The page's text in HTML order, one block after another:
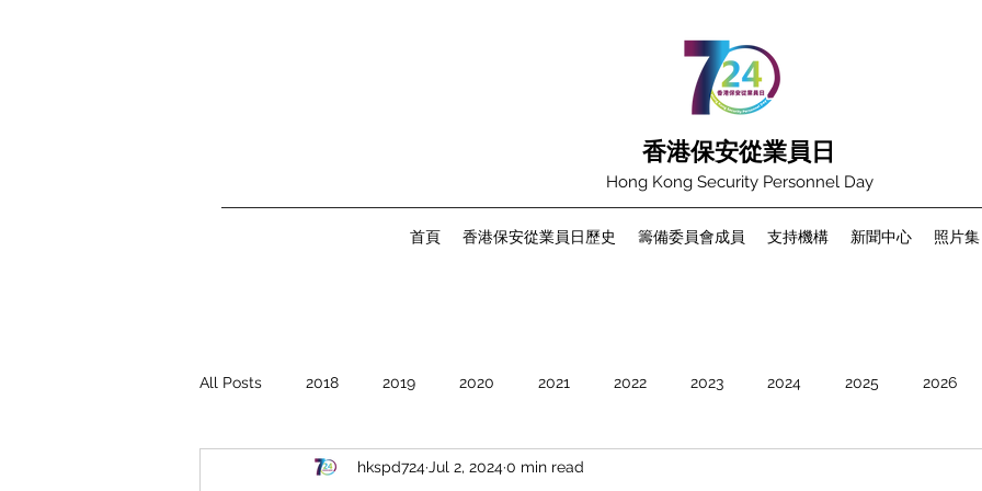
香港保安從業員日
Hong Kong Security Personnel Day
首頁 香港保安從業員日歷史 籌備委員會成員 支持機構 新聞中心 照片集
All Posts 2018 2019 2020 2021 2022 2023 2024 2025 2026
hkspd724 Jul 2, 20240 min read